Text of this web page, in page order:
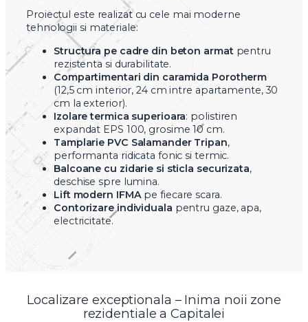
Proiectul este realizat cu cele mai moderne
tehnologii si materiale:
Structura pe cadre din beton armat pentru
rezistenta si durabilitate.
Compartimentari din caramida Porotherm
(12,5 cm interior, 24 cm intre apartamente, 30
cm la exterior).
Izolare termica superioara: polistiren
expandat EPS 100, grosime 10 cm.
Tamplarie PVC Salamander Tripan,
performanta ridicata fonic si termic.
Balcoane cu zidarie si sticla securizata,
deschise spre lumina.
Lift modern IFMA pe fiecare scara.
Contorizare individuala pentru gaze, apa,
electricitate.
Localizare exceptionala – Inima noii zone
rezidentiale a Capitalei